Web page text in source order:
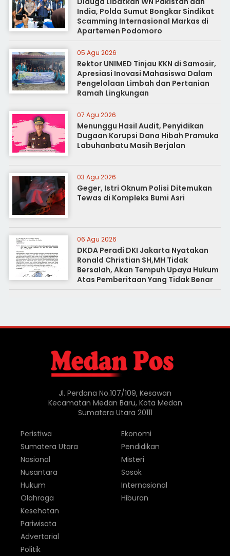
India, Polda Sumut Bongkar Sindikat
Scamming Internasional Markas di
Apartemen Podomoro
05 Agu 2026
Rektor UNIMED Tinjau KKN di Samosir,
Apresiasi Inovasi Mahasiswa Dalam
Pengelolaan Limbah dan Pertanian
Ramah Lingkungan
07 Agu 2026
Menunggu Hasil Audit, Penyidikan
Dugaan Korupsi Dana Hibah Pramuka
Labuhanbatu Masih Berjalan
03 Agu 2026
Geger, Istri Oknum Polisi Ditemukan
Tewas di Kompleks Bumi Asri
06 Agu 2026
DKDA Peradi DKI Jakarta Nyatakan
Ronald Christian SH,MH Tidak
Bersalah, Akan Tempuh Upaya Hukum
Atas Pemberitaan Yang Tidak Benar
Jl. Perdana No.107/109, Kesawan
Kecamatan Medan Baru, Kota Medan
Sumatera Utara 20111
Peristiwa
Sumatera Utara
Nasional
Nusantara
Hukum
Olahraga
Ekonomi
Pendidikan
Misteri
Sosok
Internasional
Hiburan
Kesehatan
Pariwisata
Advertorial
Politik